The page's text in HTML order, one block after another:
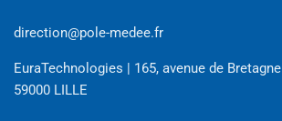
direction@pole-medee.fr
EuraTechnologies | 165, avenue de Bretagne
59000 LILLE